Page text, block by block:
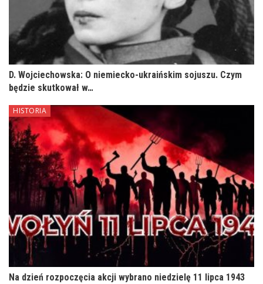
D. Wojciechowska: O niemiecko-ukraińskim sojuszu. Czym
będzie skutkował w…
HISTORIA
Na dzień rozpoczęcia akcji wybrano niedzielę 11 lipca 1943